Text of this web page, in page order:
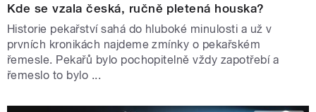
Kde se vzala česká, ručně pletená houska?
Historie pekařství sahá do hluboké minulosti a už v
prvních kronikách najdeme zmínky o pekařském
řemesle. Pekařů bylo pochopitelně vždy zapotřebí a
řemeslo to bylo ...